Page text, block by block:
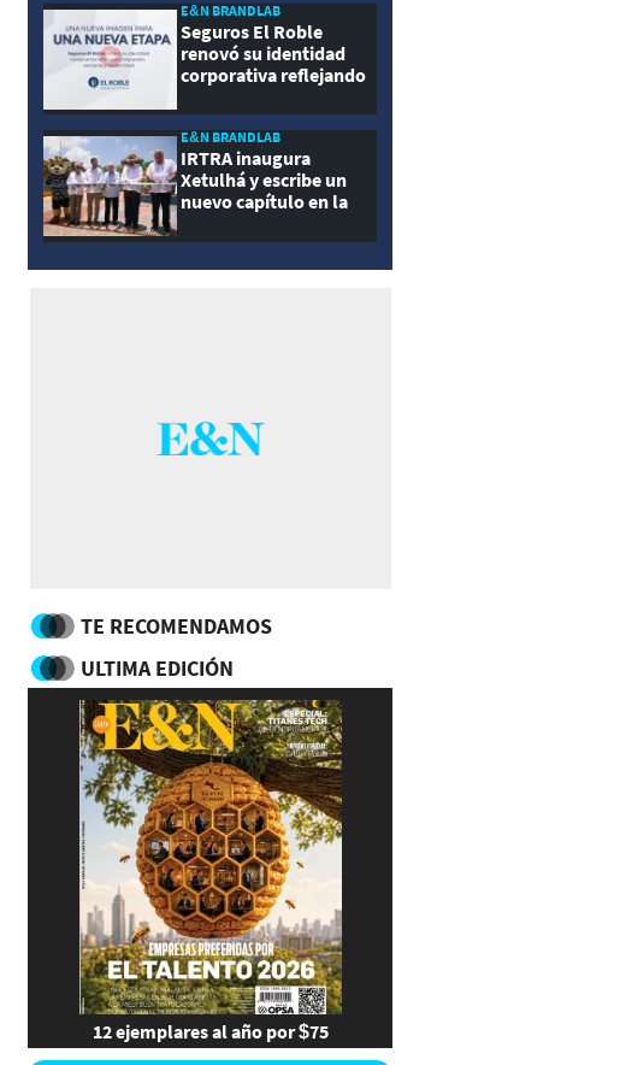
E&N BRANDLAB
Seguros El Roble
renovó su identidad
corporativa reflejando
modernidad
E&N BRANDLAB
IRTRA inaugura
Xetulhá y escribe un
nuevo capítulo en la
recreación de
Guatemala
TE RECOMENDAMOS
ULTIMA EDICIÓN
12 ejemplares al año por $75